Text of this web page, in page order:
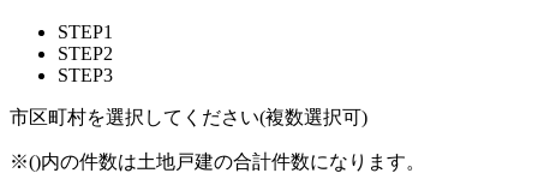
STEP1
STEP2
STEP3
市区町村を選択してください(複数選択可)
※()内の件数は土地戸建の合計件数になります。